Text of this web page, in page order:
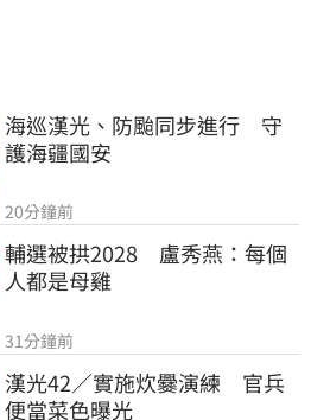
海巡漢光、防颱同步進行　守
護海疆國安
20分鐘前
輔選被拱2028　盧秀燕：每個
人都是母雞
31分鐘前
漢光42／實施炊爨演練　官兵
便當菜色曝光